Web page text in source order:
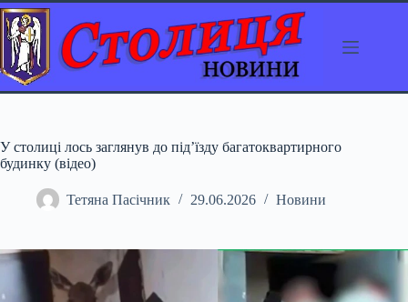
Перейти
до
вмісту
У столиці лось заглянув до під’їзду багатоквартирного
будинку (відео)
Тетяна Пасічник 29.06.2026 Новини